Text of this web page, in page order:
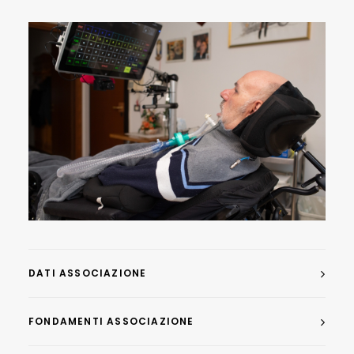
CARRELLO
DATI ASSOCIAZIONE
FONDAMENTI ASSOCIAZIONE